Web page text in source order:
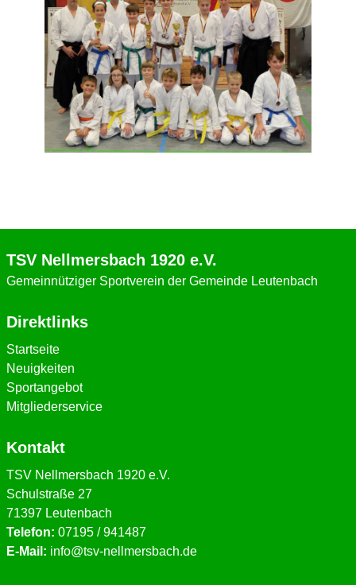
TSV Nellmersbach 1920 e.V.
Gemeinnütziger Sportverein der Gemeinde Leutenbach
Direktlinks
Startseite
Neuigkeiten
Sportangebot
Mitgliederservice
Kontakt
TSV Nellmersbach 1920 e.V.
Schulstraße 27
71397 Leutenbach
Telefon: 07195 / 941487
E-Mail: info@tsv-nellmersbach.de